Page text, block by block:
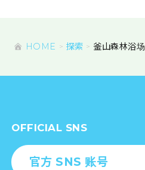
HOME 探索 釜山森林浴场
OFFICIAL SNS
官方 SNS 账号